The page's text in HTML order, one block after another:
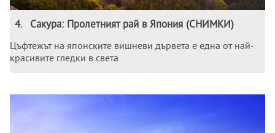
4. Сакура: Пролетният рай в Япония (СНИМКИ)
Цъфтежът на японските вишневи дървета е една от най-
красивите гледки в света